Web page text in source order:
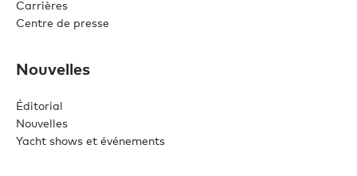
Carrières
Centre de presse
Nouvelles
Éditorial
Nouvelles
Yacht shows et événements